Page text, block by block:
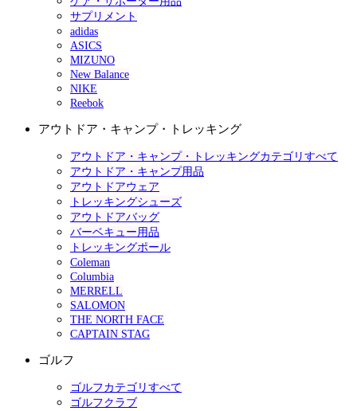
サプリメント
adidas
ASICS
MIZUNO
New Balance
NIKE
Reebok
アウトドア・キャンプ・トレッキング
アウトドア・キャンプ・トレッキングカテゴリすべて
アウトドア・キャンプ用品
アウトドアウェア
トレッキングシューズ
アウトドアバッグ
バーベキュー用品
トレッキングポール
Coleman
Columbia
MERRELL
SALOMON
THE NORTH FACE
CAPTAIN STAG
ゴルフ
ゴルフカテゴリすべて
ゴルフクラブ